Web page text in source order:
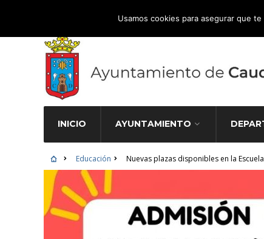
Atención Ciudadana 965 827 000
INICIO AYUNTAMIENTO
Educación Nuevas plazas disponibles en la
Usamos cookies para asegurar que